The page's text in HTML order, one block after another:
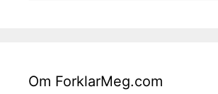
Om ForklarMeg.com